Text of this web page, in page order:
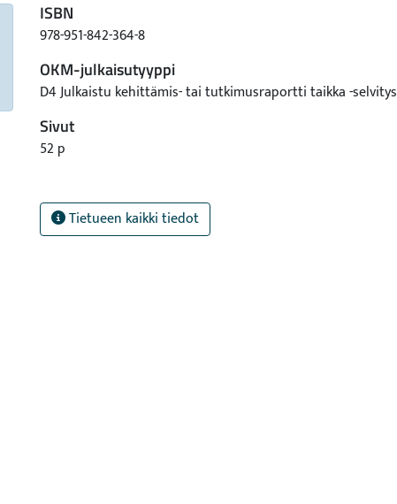
ISBN
978-951-842-364-8
OKM-julkaisutyyppi
D4 Julkaistu kehittämis- tai tutkimusraportti taikka -selvitys
Sivut
52 p
Tietueen kaikki tiedot